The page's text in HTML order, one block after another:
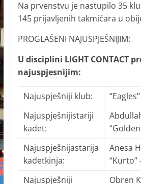
Na prvenstvu je nastupilo 35
145 prijavljenih takmičara u
PROGLAŠENI NAJUSPJEŠNIJIM:
U disciplini LIGHT CONTACT
najuspjesnijim:
Najuspješniji klub:
Najuspješnijistariji
kadet:
Najuspješnijastarija
kadetkinja:
Anesa
“Kurto”
Najuspješniji
Obren